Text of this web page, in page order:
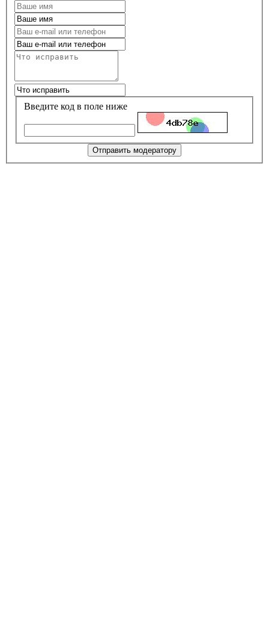
Введите код в поле ниже
Отправить модератору